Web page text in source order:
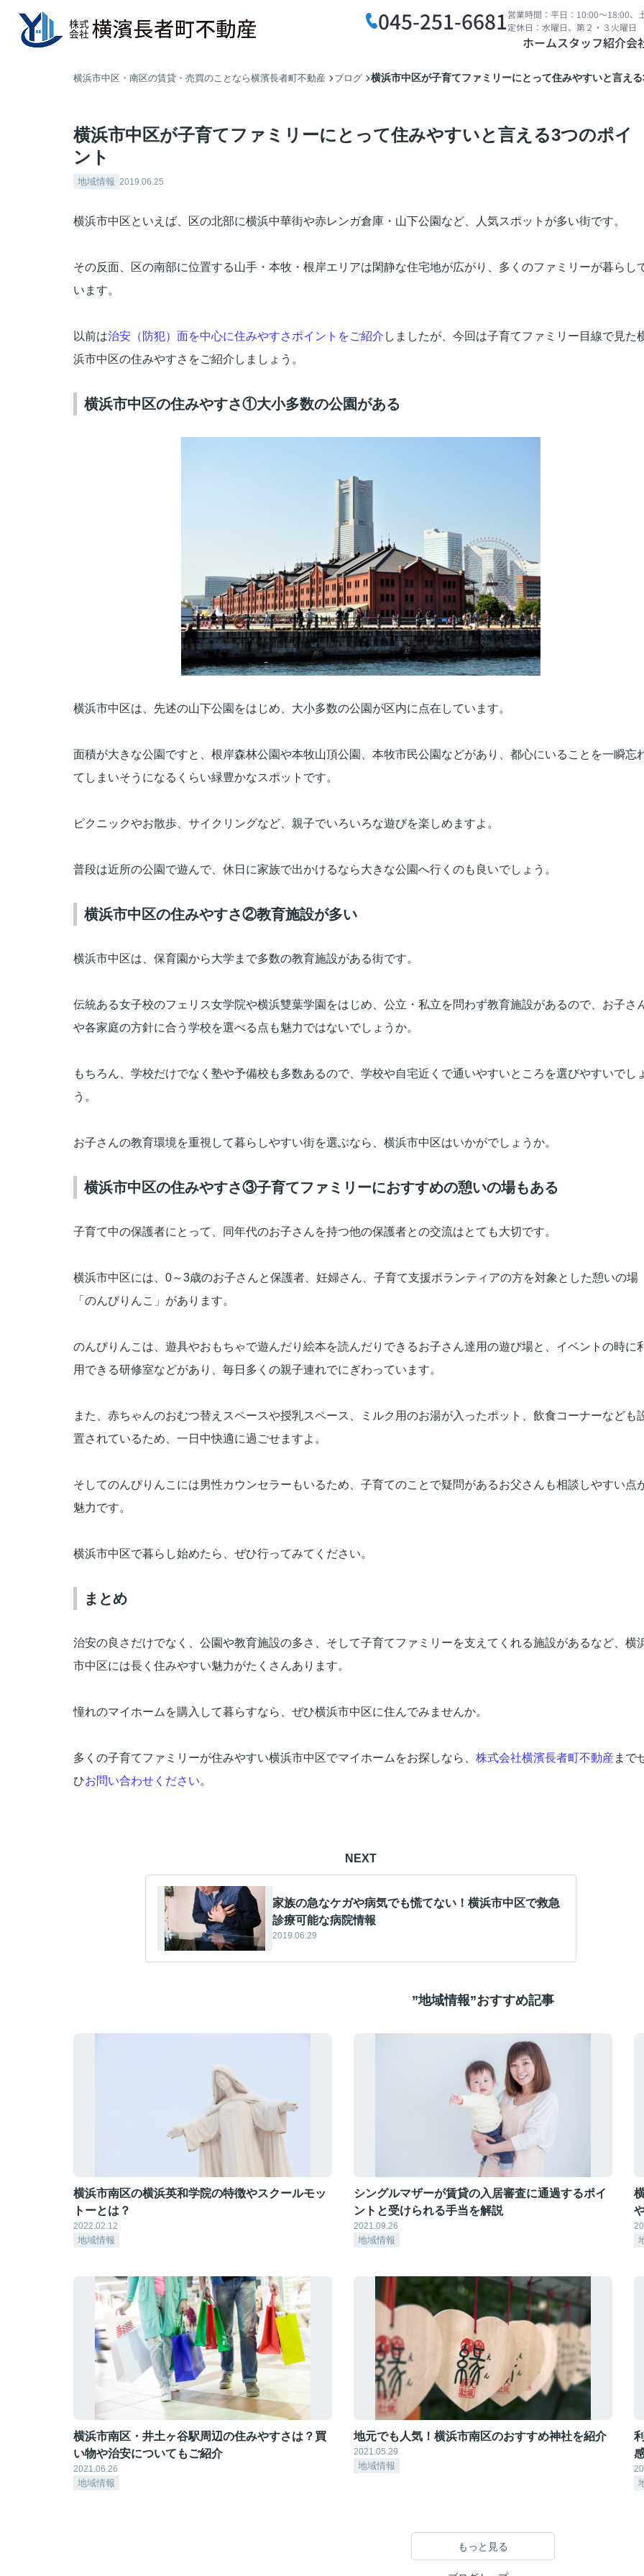
045-251-6681営業時間：平日：10:00～18:00、
定休日：水曜日、第２・３火曜日
ホームスタッフ紹介会
横浜市中区・南区の賃貸・売買のことなら横濱長者町不動産 ブログ 横浜市中区が子育てファミリーにとって住みやすいと言え
横浜市中区が子育てファミリーにとって住みやすいと言える3つのポイ
ント
地域情報 2019.06.25
横浜市中区といえば、区の北部に横浜中華街や赤レンガ倉庫・山下公園など、人気スポットが多い街です。
その反面、区の南部に位置する山手・本牧・根岸エリアは閑静な住宅地が広がり、多くのファミリーが暮らし
います。
以前は治安（防犯）面を中心に住みやすさポイントをご紹介 しましたが、今回は子育てファミリー目線で見た
浜市中区の住みやすさをご紹介しましょう。
横浜市中区の住みやすさ①大小多数の公園がある
横浜市中区は、先述の山下公園をはじめ、大小多数の公園が区内に点在しています。
面積が大きな公園ですと、根岸森林公園や本牧山頂公園、本牧市民公園などがあり、都心にいることを一瞬忘
てしまいそうになるくらい緑豊かなスポットです。
ピクニックやお散歩、サイクリングなど、親子でいろいろな遊びを楽しめますよ。
普段は近所の公園で遊んで、休日に家族で出かけるなら大きな公園へ行くのも良いでしょう。
横浜市中区の住みやすさ②教育施設が多い
横浜市中区は、保育園から大学まで多数の教育施設がある街です。
伝統ある女子校のフェリス女学院や横浜雙葉学園をはじめ、公立・私立を問わず教育施設があるので、お子さ
や各家庭の方針に合う学校を選べる点も魅力ではないでしょうか。
もちろん、学校だけでなく塾や予備校も多数あるので、学校や自宅近くで通いやすいところを選びやすいでし
う。
お子さんの教育環境を重視して暮らしやすい街を選ぶなら、横浜市中区はいかがでしょうか。
横浜市中区の住みやすさ③子育てファミリーにおすすめの憩いの場もある
子育て中の保護者にとって、同年代のお子さんを持つ他の保護者との交流はとても大切です。
横浜市中区には、 0～3歳のお子さんと保護者、妊婦さん、子育て支援ボランティアの方を対象とした憩いの場
「のんびりんこ」があります。
のんびりんこは、遊具やおもちゃで遊んだり絵本を読んだりできるお子さん達用の遊び場と、イベントの時に
用できる研修室などがあり、毎日多くの親子連れでにぎわっています。
また、赤ちゃんのおむつ替えスペースや授乳スペース、ミルク用のお湯が入ったポット、飲食コーナーなども
置されているため、一日中快適に過ごせますよ。
そしてのんびりんこには男性カウンセラーもいるため、子育てのことで疑問があるお父さんも相談しやすい点
魅力です。
横浜市中区で暮らし始めたら、ぜひ行ってみてください。
まとめ
治安の良さだけでなく、公園や教育施設の多さ、そして子育てファミリーを支えてくれる施設があるなど、横
市中区には長く住みやすい魅力がたくさんあります。
憧れのマイホームを購入して暮らすなら、ぜひ横浜市中区に住んでみませんか。
多くの子育てファミリーが住みやすい横浜市中区でマイホームをお探しなら、 株式会社横濱長者町不動産 まで
ひお問い合わせください。
NEXT
家族の急なケガや病気でも慌てない！横浜市中区で救急
診療可能な病院情報
2019.06.29
”地域情報”おすすめ記事
横浜市南区の横浜英和学院の特徴やスクールモッ
トーとは？
2022.02.12
地域情報
シングルマザーが賃貸の入居審査に通過するポイ
ントと受けられる手当を解説
2021.09.26
地域情報
横浜市南区・井土ヶ谷駅周辺の住みやすさは？買
い物や治安についてもご紹介
2021.06.26
地域情報
地元でも人気！横浜市南区のおすすめ神社を紹介
2021.05.29
地域情報
もっと見る